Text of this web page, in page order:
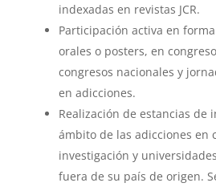
indexadas en revistas JCR.
Participación activa en
orales o posters, en
congresos nacionales y
en adicciones.
Realización de estancias de
ámbito de las adicciones en
investigación y
fuera de su país de origen.